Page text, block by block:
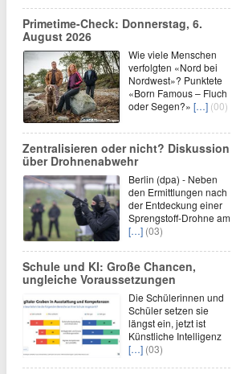
Primetime-Check: Donnerstag, 6.
August 2026
Wie viele Menschen
verfolgten «Nord bei
Nordwest»? Punktete
«Born Famous – Fluch
oder Segen?» […] (00)
Zentralisieren oder nicht? Diskussion
über Drohnenabwehr
Berlin (dpa) - Neben
den Ermittlungen nach
der Entdeckung einer
Sprengstoff-Drohne am
[…] (03)
Schule und KI: Große Chancen,
ungleiche Voraussetzungen
Die Schülerinnen und
Schüler setzen sie
längst ein, jetzt ist
Künstliche Intelligenz
[…] (03)